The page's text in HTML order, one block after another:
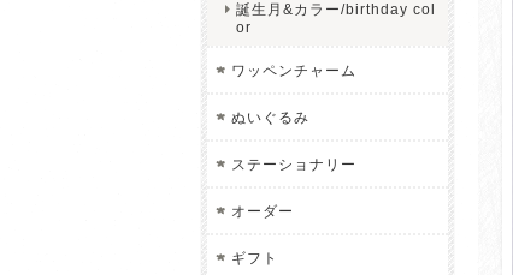
誕生月&カラー/birthday col
or
ワッペンチャーム
ぬいぐるみ
ステーショナリー
オーダー
ギフト